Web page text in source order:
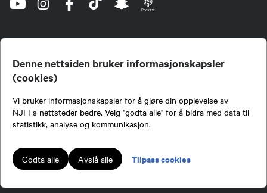
Denne nettsiden bruker informasjonskapsler
(cookies)
Vi bruker informasjonskapsler for å gjøre din opplevelse av
NJFFs nettsteder bedre. Velg "godta alle" for å bidra med data til
statistikk, analyse og kommunikasjon.
Godta alle Avslå alle Tilpass cookies
jegere og sportsfiskere og et av de viktigste miljøene for formidling av kunnskap om jakt og
fiske i Norge. Vi er en partipolitisk nøytral organisasjon, men har et sterkt jakt-, fiske-, og
naturpolitisk engasjement i mange saker.
Lokalforeninger tilsluttet Norges Jeger- og Fiskerforbund har ansvar for innhold de
publiserer på njff.no.